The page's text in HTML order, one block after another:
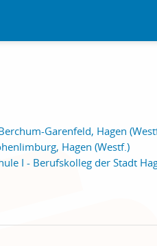
Garenfeld, Hagen
Hagen (Westf.)
I - Berufskolleg der Stadt